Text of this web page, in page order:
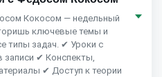
Кокосом — недельный
ключевые темы и
типы задач. ✔ Уроки с
записи ✔ Конспекты,
✔ Доступ к теории